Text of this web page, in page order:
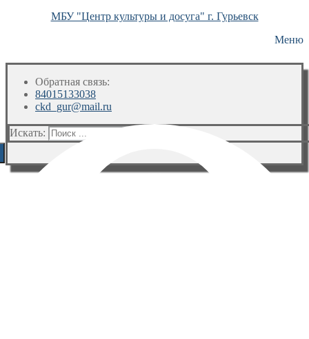
МБУ "Центр культуры и досуга" г. Гурьевск
Меню
Обратная связь:
84015133038
ckd_gur@mail.ru
Искать: